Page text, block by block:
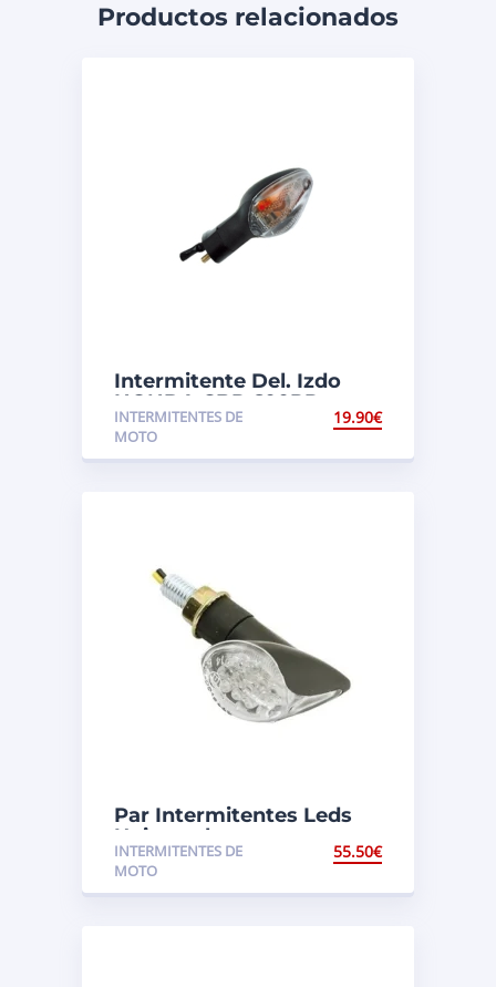
Productos relacionados
Intermitente Del. Izdo
HONDA CBR 600RR
INTERMITENTES DE
MOTO
19.90€
Par Intermitentes Leds
Universales
INTERMITENTES DE
MOTO
55.50€